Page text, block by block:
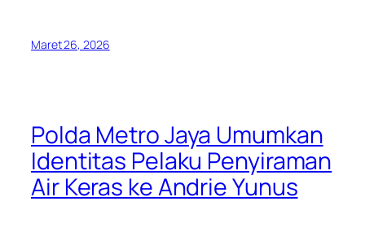
Maret 26, 2026
Polda Metro Jaya Umumkan
Identitas Pelaku Penyiraman
Air Keras ke Andrie Yunus